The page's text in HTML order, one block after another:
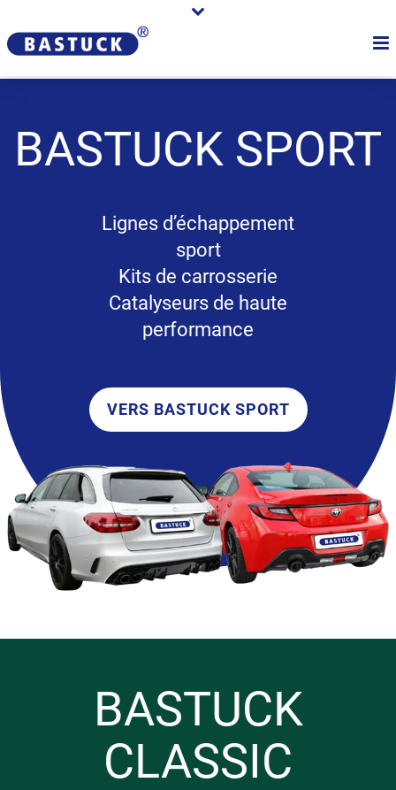
BASTUCK SPORT
Lignes d’échappement
sport
Kits de carrosserie
Catalyseurs de haute
performance
VERS BASTUCK SPORT
BASTUCK
CLASSIC